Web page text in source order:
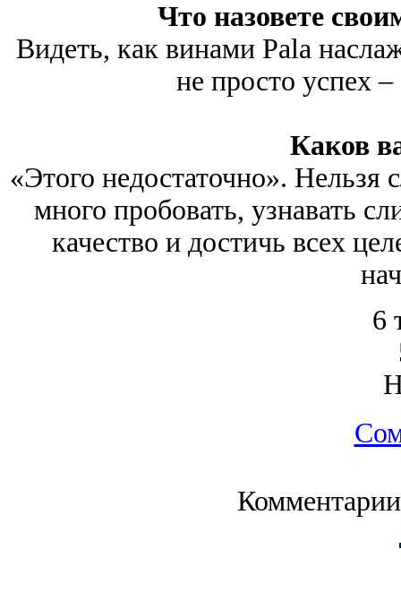
Что назовете
Видеть, как винами Pala
не просто успех
Каков
«Этого недостаточно».
много пробовать, узнавать
качество и достичь всех
6